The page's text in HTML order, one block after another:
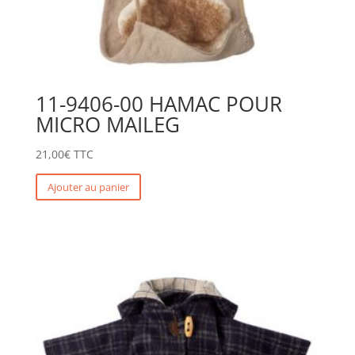
11-9406-00 HAMAC POUR
MICRO MAILEG
21,00€ TTC
Ajouter au panier